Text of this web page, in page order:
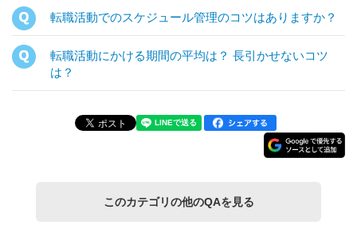
転職活動でのスケジュール管理のコツはありますか？
転職活動にかける期間の平均は？ 長引かせないコツ
は？
このカテゴリの他のQAを見る